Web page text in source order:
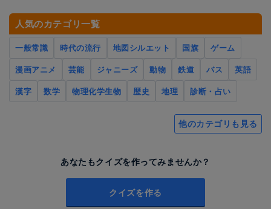
人気のカテゴリ一覧
一般常識 時代の流行 地図シルエット 国旗
ゲーム
漫画アニメ
芸能 ジャニーズ 動物 鉄道 バス
英語
漢字
数学 物理化学生物 歴史 地理 診断・占い
他のカテゴリも見る
あなたもクイズを作ってみませんか？
クイズを作る